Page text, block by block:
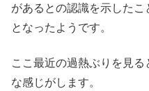
があるとの認識を示した
となったようです。
ここ最近の過熱ぶりを見
な感じがします。